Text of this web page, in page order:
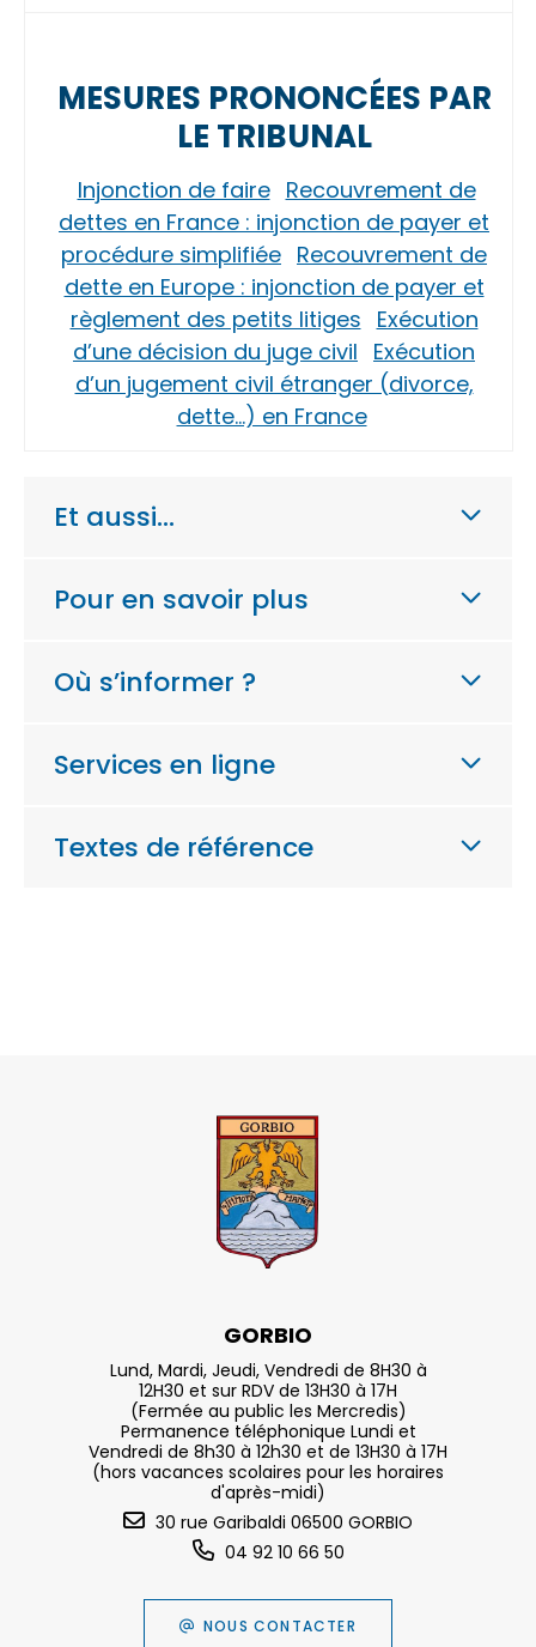
MESURES PRONONCÉES PAR
LE TRIBUNAL
Injonction de faire Recouvrement de
dettes en France : injonction de payer et
procédure simplifiée Recouvrement de
dette en Europe : injonction de payer et
règlement des petits litiges Exécution
d’une décision du juge civil Exécution
d’un jugement civil étranger (divorce,
dette…) en France
Et aussi…
Pour en savoir plus
Où s’informer ?
Services en ligne
Textes de référence
GORBIO
Lund, Mardi, Jeudi, Vendredi de 8H30 à
12H30 et sur RDV de 13H30 à 17H
(Fermée au public les Mercredis)
Permanence téléphonique Lundi et
Vendredi de 8h30 à 12h30 et de 13H30 à 17H
(hors vacances scolaires pour les horaires
d'après-midi)
30 rue Garibaldi 06500 GORBIO
04 92 10 66 50
NOUS CONTACTER